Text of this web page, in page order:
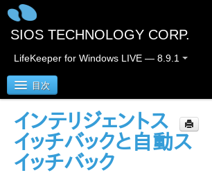
SIOS TECHNOLOGY CORP.
LifeKeeper for Windows LIVE — 8.9.1
目次
LifeKeeper for Windows
LifeKeeper for Windows リリースノート
インテリジェントス
イッチバックと自動ス
イッチバック